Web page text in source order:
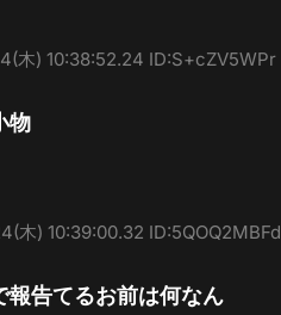
木) 10:38:52.24 ID:S+cZV5WPr
物
木) 10:39:00.32 ID:5QOQ2MBFd
報告てるお前は何なん